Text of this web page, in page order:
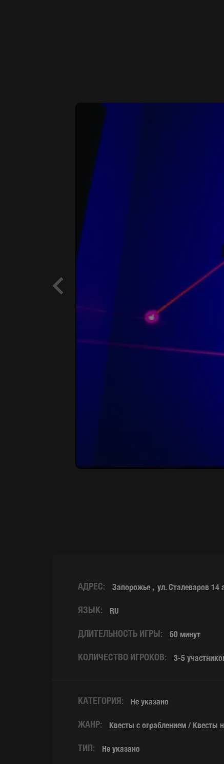
АДРЕС: Запорожье ул. Сталеваров 14
ЯЗЫК: RU
ДЛИТЕЛЬНОСТЬ ИГРЫ: 60 минут
КОЛИЧЕСТВО ИГРОКОВ: 3-5
КАТЕГОРИЯ: Не указано
ЖАНР: Квесты с ограблением / Квесты
ТИП: Не указано